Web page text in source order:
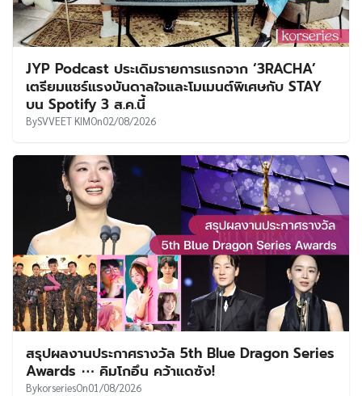
JYP Podcast ประเดิมรายการแรกจาก ‘3RACHA’
เตรียมแชร์แรงบันดาลใจและโมเมนต์พิเศษกับ STAY
บน Spotify 3 ส.ค.นี้
BySVVEET KIMOn02/08/2026
สรุปผลงานประกาศรางวัล 5th Blue Dragon Series
Awards ⋯ คิมโกอึน คว้าแดซัง!
BykorseriesOn01/08/2026